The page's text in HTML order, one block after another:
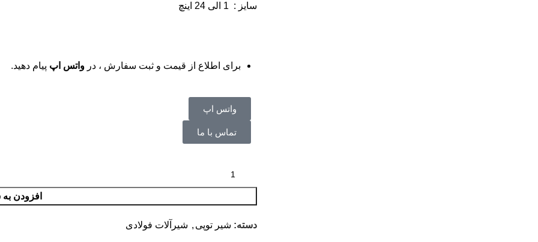
سایز : 1 الی 24 اینچ
برای اطلاع از قیمت و ثبت سفارش ، در واتس اپ پیام دهید.
واتس اپ
تماس با ما
افزودن
دسته: شیر توپی , شیرآلات فولادی